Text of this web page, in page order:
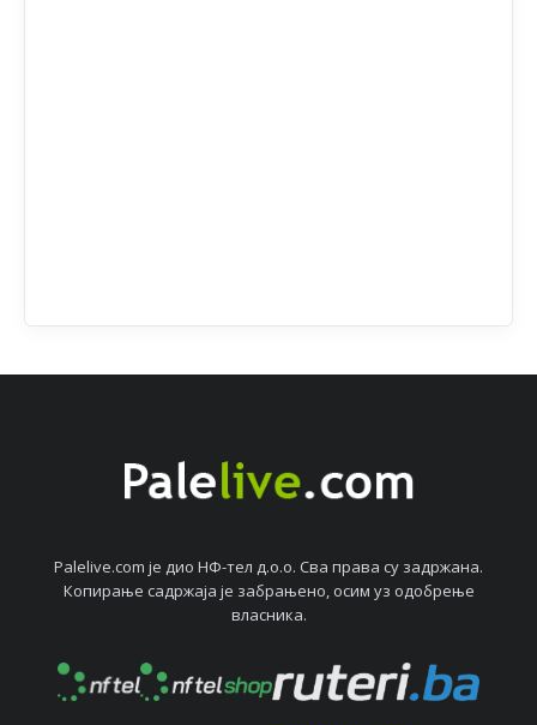
Palelive.com јe дио НФ-тeл д.о.о. Сва права су задржана.
Копирањe садржаја јe забрањeно, осим уз одобрeњe
власника.